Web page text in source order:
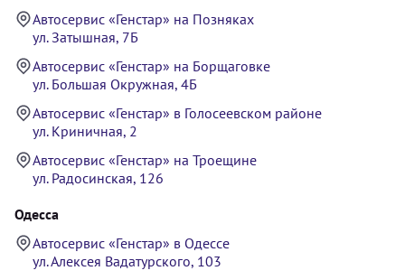
Автосервис «Генстар» на Позняках
ул. Затышная, 7Б
Автосервис «Генстар» на Борщаговке
ул. Большая Окружная, 4Б
Автосервис «Генстар» в Голосеевском районе
ул. Криничная, 2
Автосервис «Генстар» на Троещине
ул. Радосинская, 126
Одесса
Автосервис «Генстар» в Одессе
ул. Алексея Вадатурского, 103